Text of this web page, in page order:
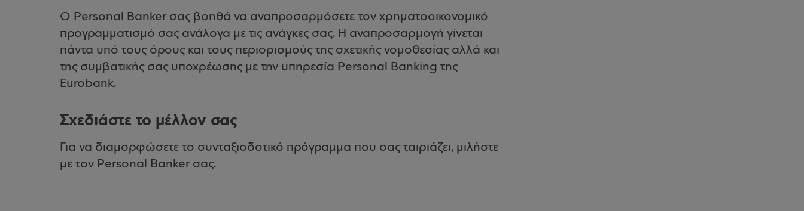
Ο Personal Banker σας βοηθά να αναπροσαρμόσετε τον χρηματοοικονομικό
προγραμματισμό σας ανάλογα με τις ανάγκες σας. Η αναπροσαρμογή γίνεται
πάντα υπό τους όρους και τους περιορισμούς της σχετικής νομοθεσίας αλλά και
της συμβατικής σας υποχρέωσης με την υπηρεσία Personal Banking της
Eurobank.
Σχεδιάστε το μέλλον σας
Για να διαμορφώσετε το συνταξιοδοτικό πρόγραμμα που σας ταιριάζει, μιλήστε
με τον Personal Banker σας.